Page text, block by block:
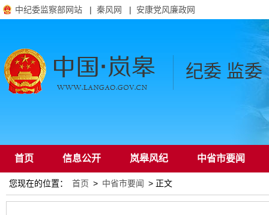
中纪委监察部网站 | 秦风网 | 安康党风廉政网
纪委 监委
首页 信息公开 岚皋风纪 中省市要闻
通知公告
您现在的位置： 首页 > 中省市要闻 > 正文